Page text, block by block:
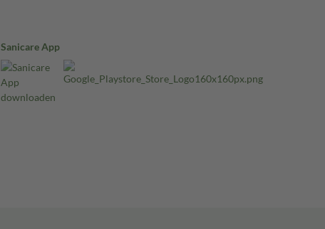
Sanicare App